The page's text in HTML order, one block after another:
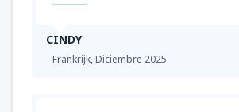
CINDY
Frankrijk,Diciembre 2025